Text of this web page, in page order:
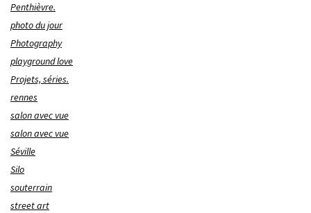
Penthièvre.
photo du jour
Photography
playground love
Projets, séries.
rennes
salon avec vue
salon avec vue
Séville
Silo
souterrain
street art